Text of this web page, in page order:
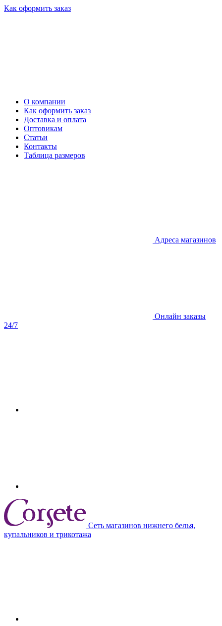
Как оформить заказ
О компании
Как оформить заказ
Доставка и оплата
Оптовикам
Статьи
Контакты
Таблица размеров
Адреса магазинов
Онлайн заказы
24/7
Сеть магазинов нижнего белья,
купальников и трикотажа